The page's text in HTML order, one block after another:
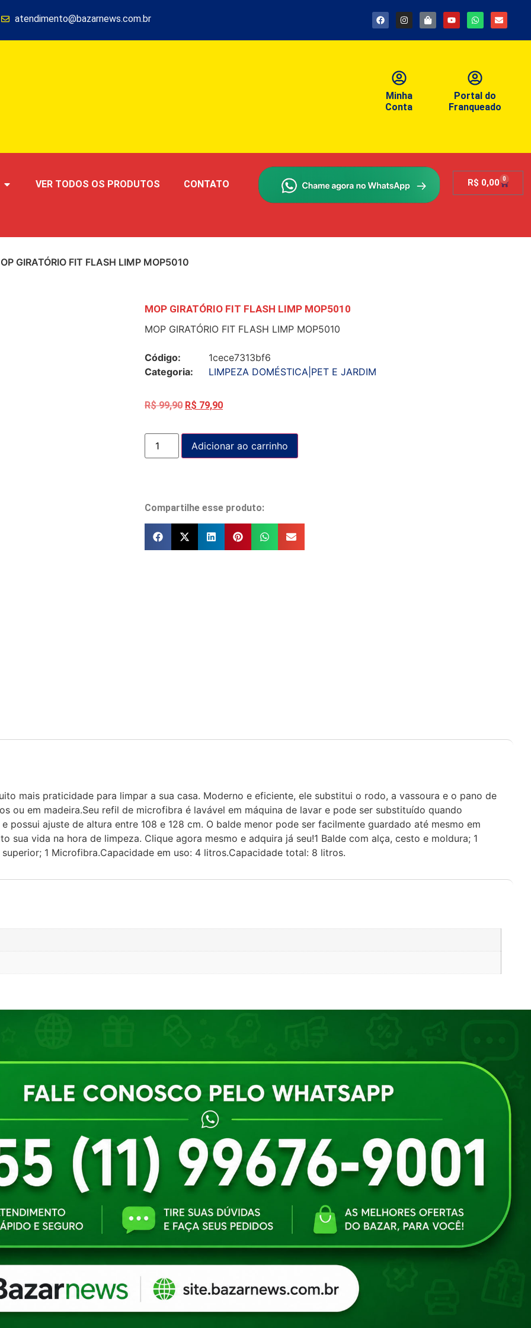
atendimento@bazarnews.com.br
Minha
Conta
Portal do
Franqueado
VER TODOS OS PRODUTOS CONTATO R$ 0,00 0
GIRATÓRIO FIT FLASH LIMP MOP5010
MOP GIRATÓRIO FIT FLASH LIMP MOP5010
MOP GIRATÓRIO FIT FLASH LIMP MOP5010
Código:
1cece7313bf6
Categoria:
LIMPEZA DOMÉSTICA|PET E JARDIM
R$99,90 R$ 79,90
Adicionar ao carrinho
Compartilhe esse produto:
mais praticidade para limpar a sua casa. Moderno e eficiente, ele substitui o rodo, a vassoura e o pano de
ou em madeira.Seu refil de microfibra é lavável em máquina de lavar e pode ser substituído quando
possui ajuste de altura entre 108 e 128 cm. O balde menor pode ser facilmente guardado até mesmo em
sua vida na hora de limpeza. Clique agora mesmo e adquira já seu!1 Balde com alça, cesto e moldura; 1
1 Microfibra.Capacidade em uso: 4 litros.Capacidade total: 8 litros.